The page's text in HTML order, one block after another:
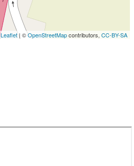
Leaflet| ©OpenStreetMapcontributors, CC-BY-SA